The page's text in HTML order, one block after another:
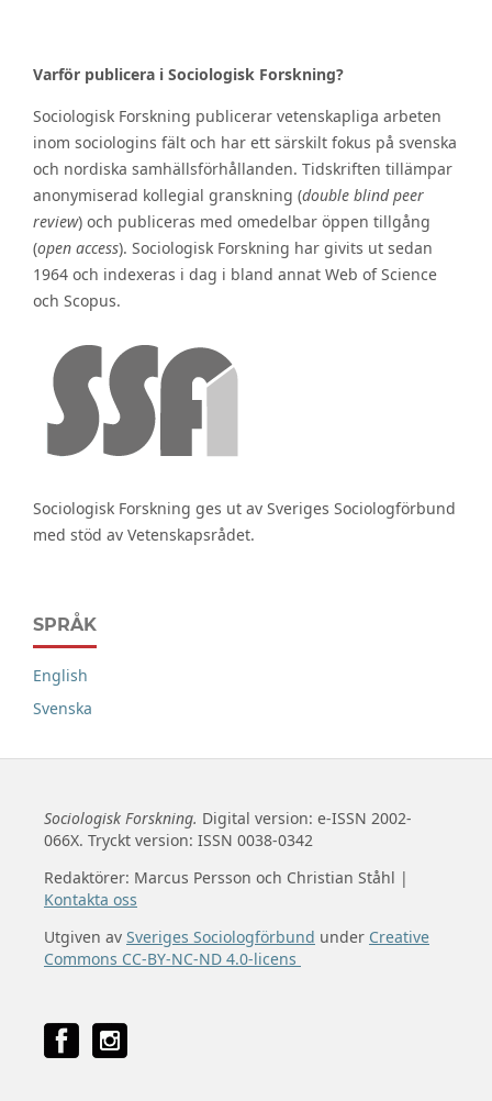
Varför publicera i Sociologisk Forskning?
Sociologisk Forskning publicerar vetenskapliga arbeten
inom sociologins fält och har ett särskilt fokus på svenska
och nordiska samhällsförhållanden. Tidskriften tillämpar
anonymiserad kollegial granskning (double blind peer
review) och publiceras med omedelbar öppen tillgång
(open access). Sociologisk Forskning har givits ut sedan
1964 och indexeras i dag i bland annat Web of Science
och Scopus.
Sociologisk Forskning ges ut av Sveriges Sociologförbund
med stöd av Vetenskapsrådet.
SPRÅK
English
Svenska
Sociologisk Forskning. Digital version: e-ISSN 2002-
066X. Tryckt version: ISSN 0038-0342
Redaktörer: Marcus Persson och Christian Ståhl |
Kontakta oss
Utgiven av Sveriges Sociologförbund under Creative
Commons CC-BY-NC-ND 4.0-licens